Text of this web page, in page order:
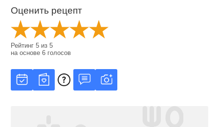
Оценить рецепт
Рейтинг5 из5
на основе6 голосов